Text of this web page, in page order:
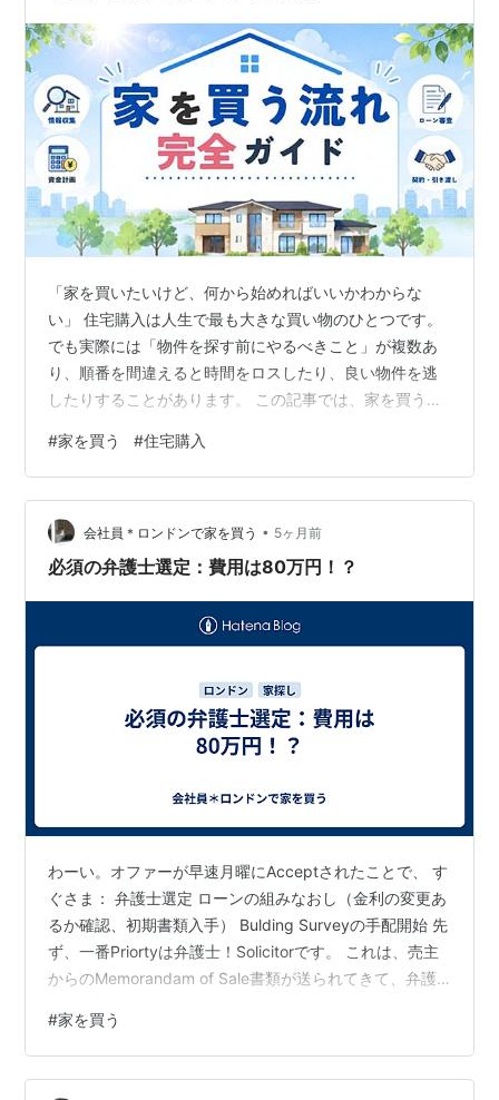
「家を買いたいけど、何から始めればいいかわからな
い」 住宅購入は人生で最も大きな買い物のひとつです。
でも実際には「物件を探す前にやるべきこと」が複数あ
り、順番を間違えると時間をロスしたり、良い物件を逃
したりすることがあります。 この記事では、家を買うと
し・入居後」まで解説します。 住宅購入の全体の流れ
——まずこれを頭に入れる STEP 1：資金計画・予算を決
める 購入時にかかる諸費用の目安 頭金はどれくらい必要
か STEP 2：住宅ローンの事前審査（仮審査）を受ける
STEP 3・4：物件を探す・見学する 物件探しの主な方法
#家を買う #住宅購入
会社員＊ロンドンで家を買う • 5ヶ月前
必須の弁護士選定：費用は80万円！？
わーい。オファーが早速月曜にAcceptされたことで、 す
ぐさま： 弁護士選定 ローンの組みなおし（金利の変更あ
るか確認、初期書類入手） Bulding Surveyの手配開始 先
ず、一番Priortyは弁護士！Solicitorです。 これは、売主
からのMemorandam of Sale書類が送られてきて、弁護
定ができていないと、いつまでもそれが進められず売主
にwalk awayされる可能性もあり。 この弁護士費用が！
高い！！ 前に買おうとした物件は、成立直前にやめたの
#家を買う